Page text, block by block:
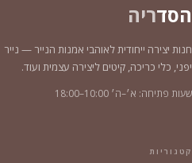
הסדריה
חנות יצירה ייחודית לאוהבי אמנות הנייר — נייר
יפני, כלי כריכה, קיטים ליצירה עצמית ועוד.
שעות פתיחה: א׳–ה׳ 10:00–18:00
קטגוריות